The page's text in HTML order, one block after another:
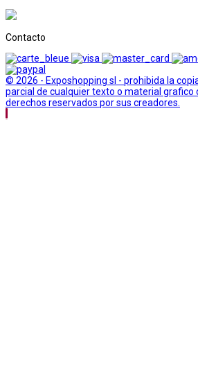
Contacto
© 2026 - Exposhopping sl - prohibida la
parcial de cualquier texto o material grafico
derechos reservados por sus creadores.